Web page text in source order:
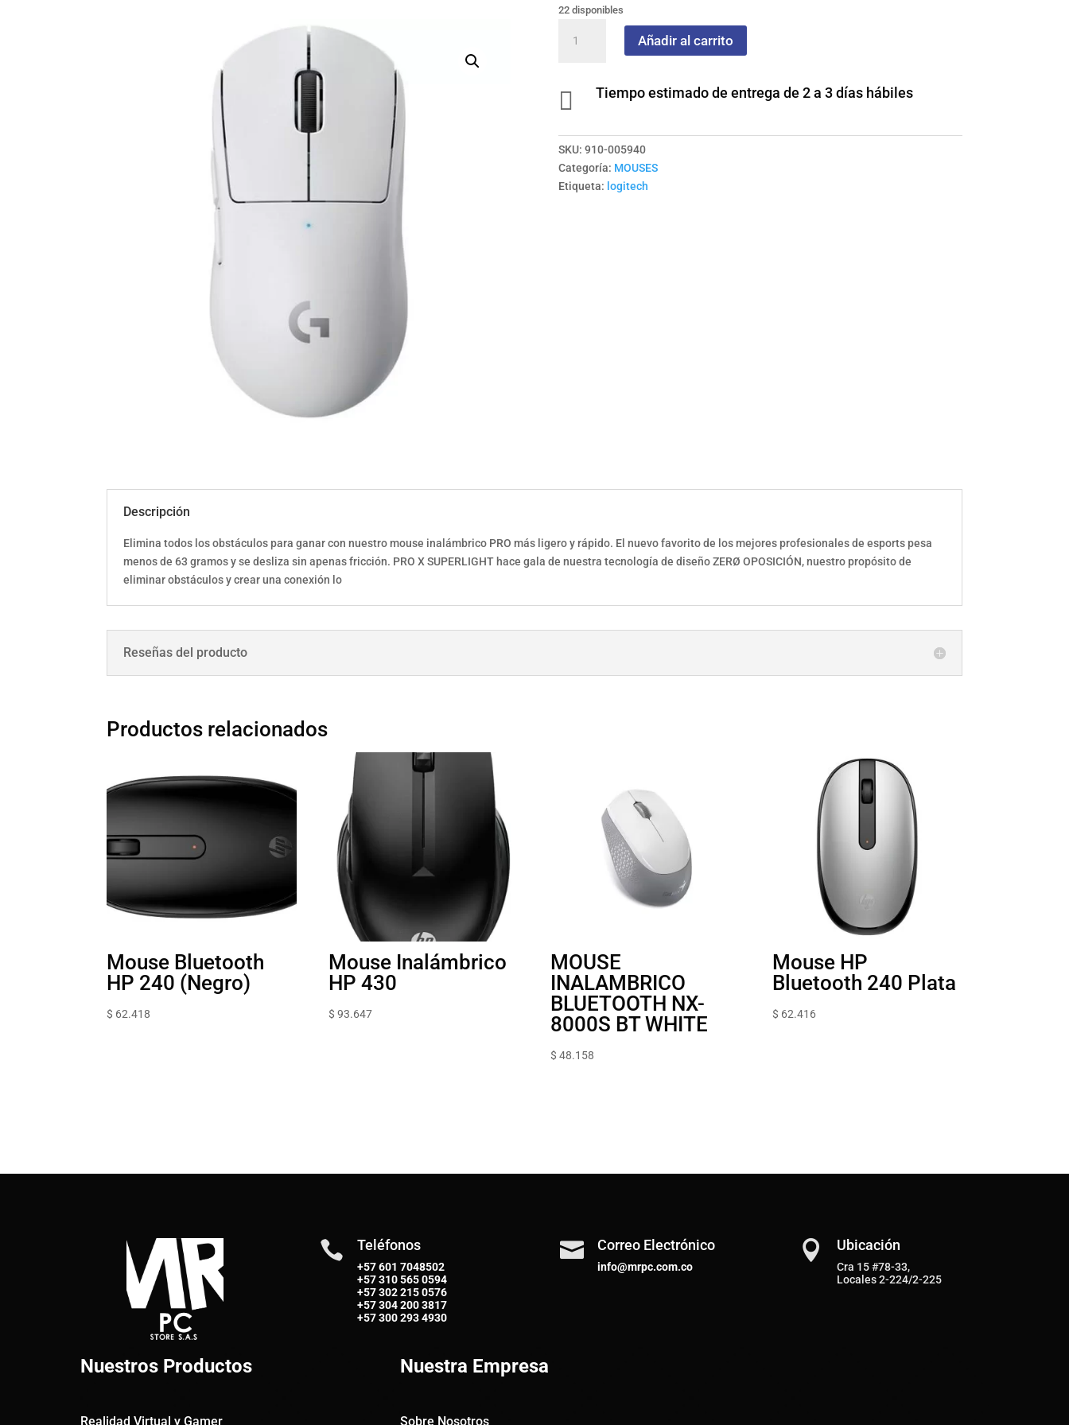
22 disponibles
LOGITECH
Superlight
Blanco
cantidad
Añadir al carrito
 Tiempo estimado de entrega de 2 a 3 días hábiles
SKU: 910-005940
Categoría: MOUSES
Etiqueta: logitech
Descripción
Elimina todos los obstáculos para ganar con nuestro mouse inalámbrico PRO más ligero y rápido. El nuevo favorito de los mejores profesionales de esports pesa
menos de 63 gramos y se desliza sin apenas fricción. PRO X SUPERLIGHT hace gala de nuestra tecnología de diseño ZERØ OPOSICIÓN, nuestro propósito de
eliminar obstáculos y crear una conexión lo
Reseñas del producto
Productos relacionados
Mouse Bluetooth
HP 240 (Negro)
$ 62.418
Mouse Inalámbrico
HP 430
$ 93.647
MOUSE
INALAMBRICO
BLUETOOTH NX-
8000S BT WHITE
$ 48.158
Mouse HP
Bluetooth 240 Plata
$ 62.416
 Teléfonos
+57 601 7048502
+57310 565 0594
+57302 215 0576
+57304 200 3817
+57300 293 4930
 Correo Electrónico
info@mrpc.com.co
 Ubicación
Cra 15 #78-33,
Locales 2-224/2-225
Nuestros Productos
Realidad Virtual y Gamer
Nuestra Empresa
Sobre Nosotros